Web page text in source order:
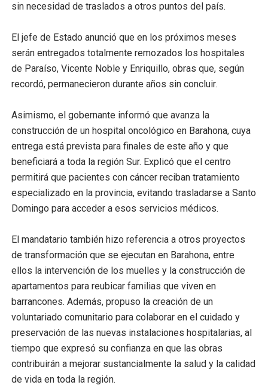
sin necesidad de traslados a otros puntos del país.
El jefe de Estado anunció que en los próximos meses
serán entregados totalmente remozados los hospitales
de Paraíso, Vicente Noble y Enriquillo, obras que, según
recordó, permanecieron durante años sin concluir.
Asimismo, el gobernante informó que avanza la
construcción de un hospital oncológico en Barahona, cuya
entrega está prevista para finales de este año y que
beneficiará a toda la región Sur. Explicó que el centro
permitirá que pacientes con cáncer reciban tratamiento
especializado en la provincia, evitando trasladarse a Santo
Domingo para acceder a esos servicios médicos.
El mandatario también hizo referencia a otros proyectos
de transformación que se ejecutan en Barahona, entre
ellos la intervención de los muelles y la construcción de
apartamentos para reubicar familias que viven en
barrancones. Además, propuso la creación de un
voluntariado comunitario para colaborar en el cuidado y
preservación de las nuevas instalaciones hospitalarias, al
tiempo que expresó su confianza en que las obras
contribuirán a mejorar sustancialmente la salud y la calidad
de vida en toda la región.